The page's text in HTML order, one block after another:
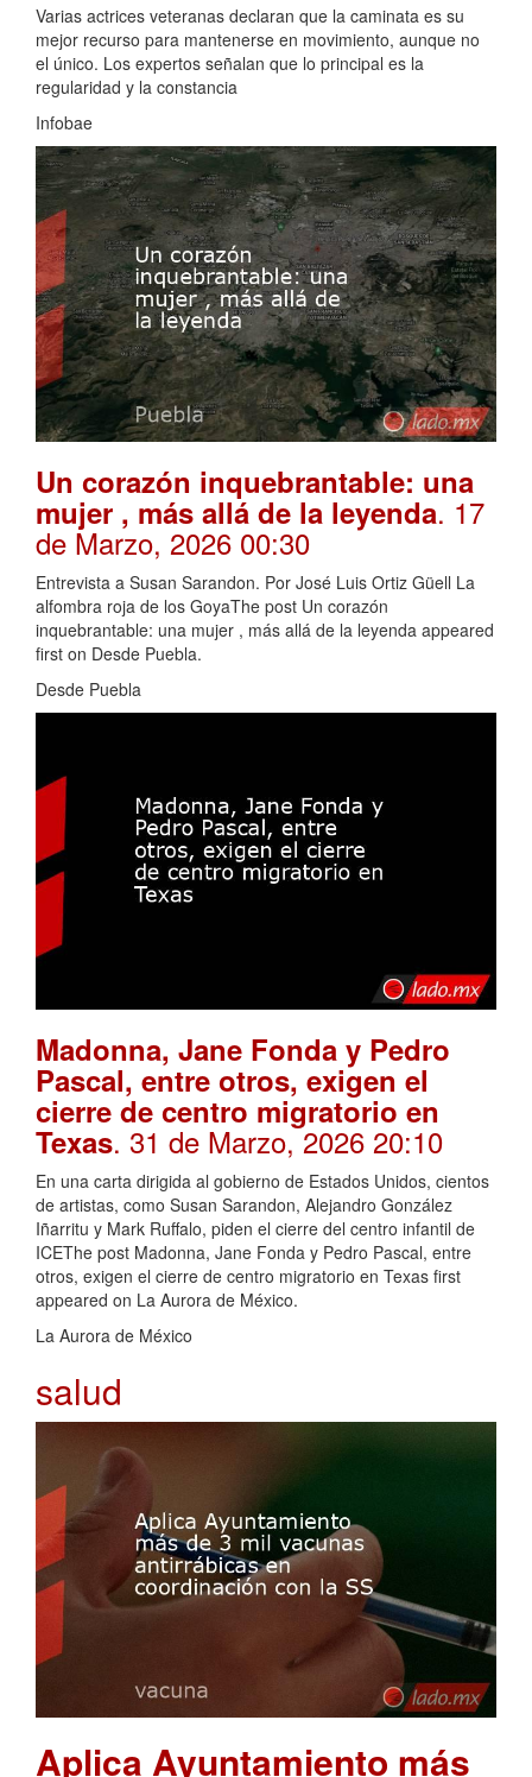
Varias actrices veteranas declaran que la caminata es su
mejor recurso para mantenerse en movimiento, aunque no
el único. Los expertos señalan que lo principal es la
regularidad y la constancia
Infobae
Un corazón inquebrantable: una
mujer , más allá de la leyenda. 17
de Marzo, 2026 00:30
Entrevista a Susan Sarandon. Por José Luis Ortiz Güell La
alfombra roja de los GoyaThe post Un corazón
inquebrantable: una mujer , más allá de la leyenda appeared
first on Desde Puebla.
Desde Puebla
Madonna, Jane Fonda y Pedro
Pascal, entre otros, exigen el
cierre de centro migratorio en
Texas. 31 de Marzo, 2026 20:10
En una carta dirigida al gobierno de Estados Unidos, cientos
de artistas, como Susan Sarandon, Alejandro González
Iñarritu y Mark Ruffalo, piden el cierre del centro infantil de
ICEThe post Madonna, Jane Fonda y Pedro Pascal, entre
otros, exigen el cierre de centro migratorio en Texas first
appeared on La Aurora de México.
La Aurora de México
salud
Aplica Ayuntamiento más